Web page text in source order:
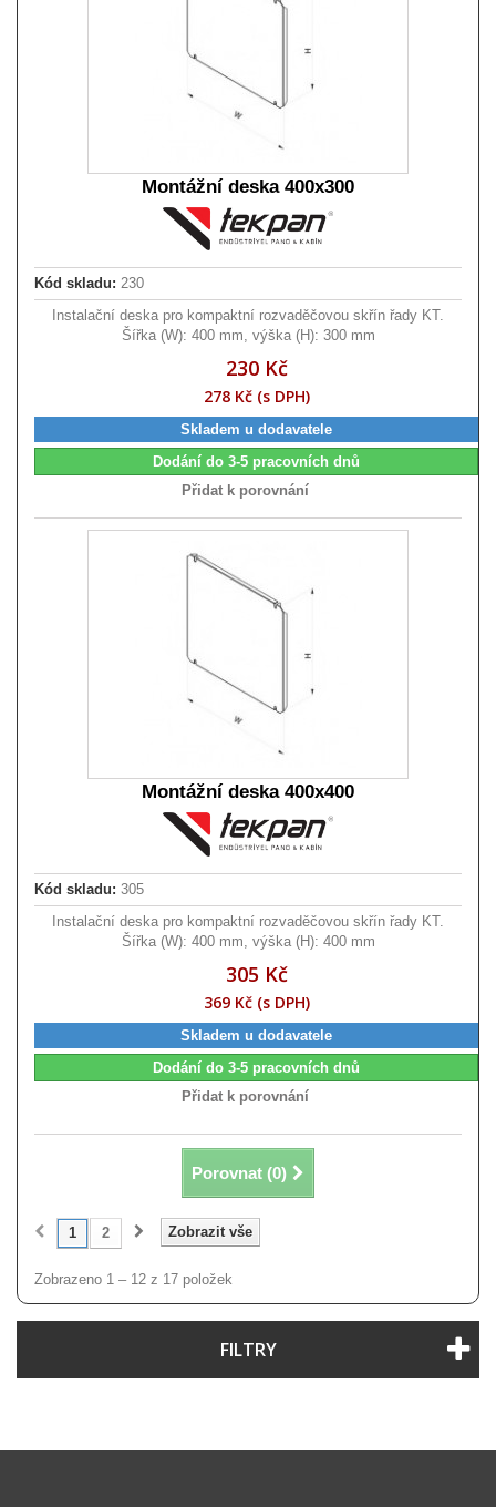
Montážní deska 400x300
Kód skladu: 230
Instalační deska pro kompaktní rozvaděčovou skřín řady KT.
Šířka (W): 400 mm, výška (H): 300 mm
230 Kč
278 Kč (s DPH)
Skladem u dodavatele
Dodání do 3-5 pracovních dnů
Přidat k porovnání
Montážní deska 400x400
Kód skladu: 305
Instalační deska pro kompaktní rozvaděčovou skřín řady KT.
Šířka (W): 400 mm, výška (H): 400 mm
305 Kč
369 Kč (s DPH)
Skladem u dodavatele
Dodání do 3-5 pracovních dnů
Přidat k porovnání
Porovnat (0)
Zobrazit vše
1 2
Zobrazeno 1 – 12 z 17 položek
FILTRY